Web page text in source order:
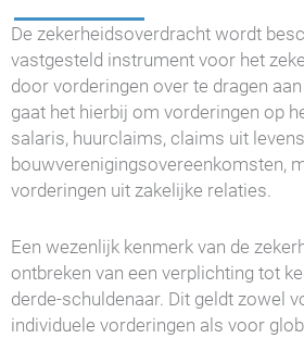
De zekerheidsoverdracht wordt
vastgesteld instrument voor het
door vorderingen over te dragen
gaat het hierbij om vorderingen op
salaris, huurclaims, claims uit
bouwverenigingsovereenkomsten,
vorderingen uit zakelijke relaties.
Een wezenlijk kenmerk van de
ontbreken van een verplichting tot
derde-schuldenaar. Dit geldt zowel
individuele vorderingen als voor